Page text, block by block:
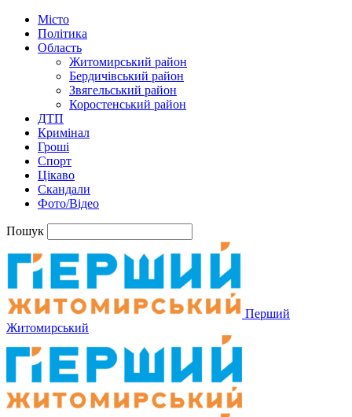
Місто
Політика
Область
Житомирський район
Бердичівський район
Звягельський район
Коростенський район
ДТП
Кримінал
Гроші
Спорт
Цікаво
Скандали
Фото/Відео
Пошук
Перший
Житомирський